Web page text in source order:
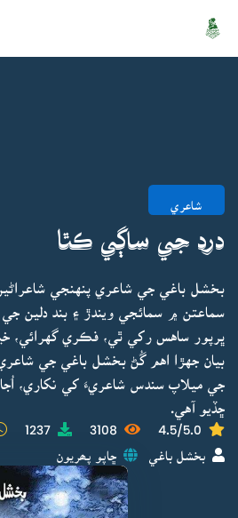
شاعري
درد جي ساڳي ڪٿا
بخشل باغي جي شاعري پنهنجي
سماعتن ۾ سمائجي ويندڙ ۽ بند دلين
ڀرپور ساهس رکي ٿي، فڪري گهرائي،
بيان جهڙا اهم گُڻ بخشل باغي جي
جي ميلاپ سندس شاعريءَ کي نکاري،
ڇڏيو آهي.
4.5/5.0
3108
1237
بخشل باغي ڇاپو پھريون